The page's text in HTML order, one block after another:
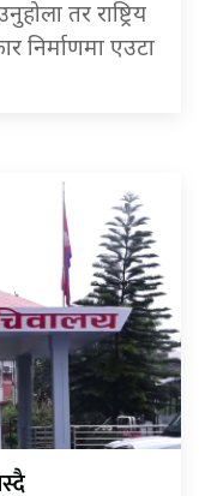
तर राष्ट्रिय
निर्माणमा एउटा